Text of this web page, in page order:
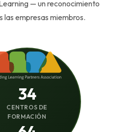
— un reconocimiento
empresas miembros.
34
CENTROS DE
FORMACIÓN